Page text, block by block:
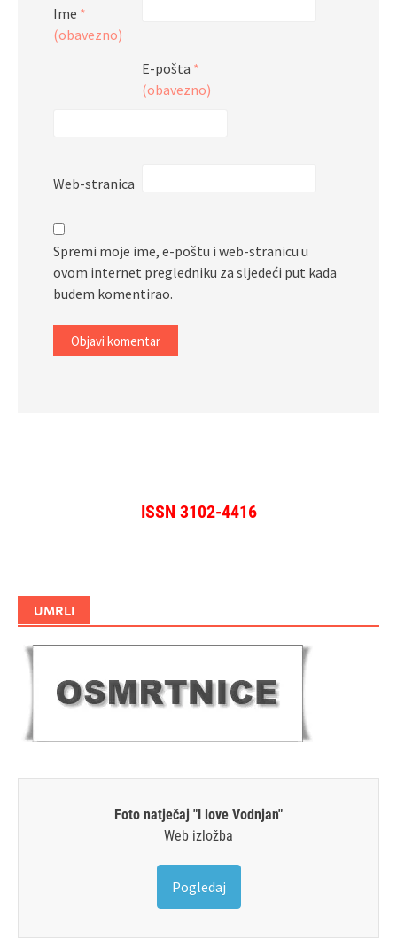
Ime *
(obavezno)
E-pošta *
(obavezno)
Web-stranica
Spremi moje ime, e-poštu i web-stranicu u
ovom internet pregledniku za sljedeći put kada
budem komentirao.
ISSN 3102-4416
UMRLI
Foto natječaj "I love Vodnjan"
Web izložba
Pogledaj